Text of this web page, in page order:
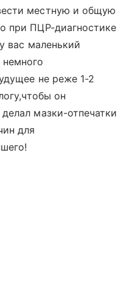
местную и общую
при ПЦР-диагностике
вас маленький
не реже 1-2
он
мазки-отпечатки
для